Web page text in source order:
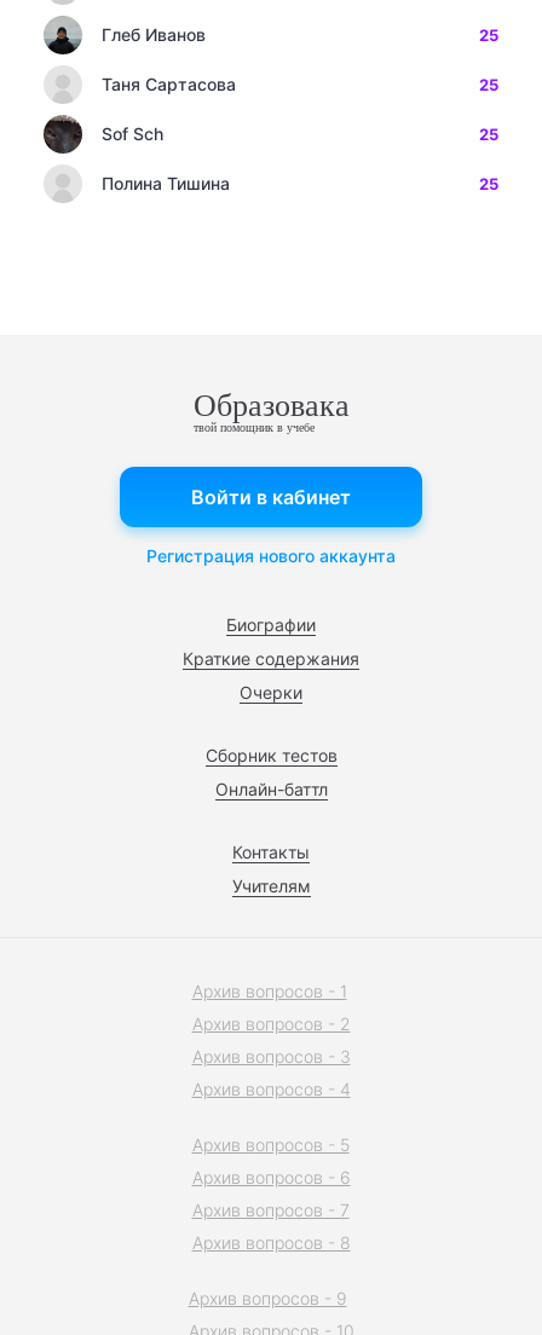
Глеб Иванов 25
Таня Сартасова 25
Sof Sch 25
Полина Тишина 25
Образовака
твой помощник в учебе
Биографии
Краткие содержания
Очерки
Сборник тестов
Онлайн-баттл
Контакты
Учителям
Войти в кабинет
Регистрация нового аккаунта
Архив вопросов - 1
Архив вопросов - 2
Архив вопросов - 3
Архив вопросов - 4
Архив вопросов - 5
Архив вопросов - 6
Архив вопросов - 7
Архив вопросов - 8
Архив вопросов - 9
Архив вопросов - 10